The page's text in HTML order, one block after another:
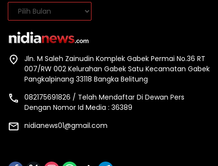
Arsip
Jln. M Saleh Zainudin Komplek Gabek Permai No.36 RT
007/RW 002 Kelurahan Gabek Satu Kecamatan Gabek
Pangkalpinang 33118 Bangka Belitung
082175691826 / Telah Mendaftar Di Dewan Pers
Dengan Nomor Id Media : 36389
nidianews01@gmail.com